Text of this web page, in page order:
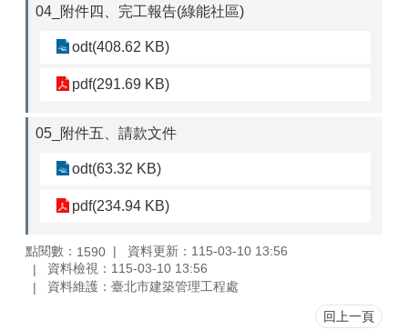
04_附件四、完工報告(綠能社區)
odt(408.62 KB)
pdf(291.69 KB)
05_附件五、請款文件
odt(63.32 KB)
pdf(234.94 KB)
點閱數： 1590
資料更新：115-03-10 13:56
資料檢視：115-03-10 13:56
資料維護：臺北市建築管理工程處
回上一頁